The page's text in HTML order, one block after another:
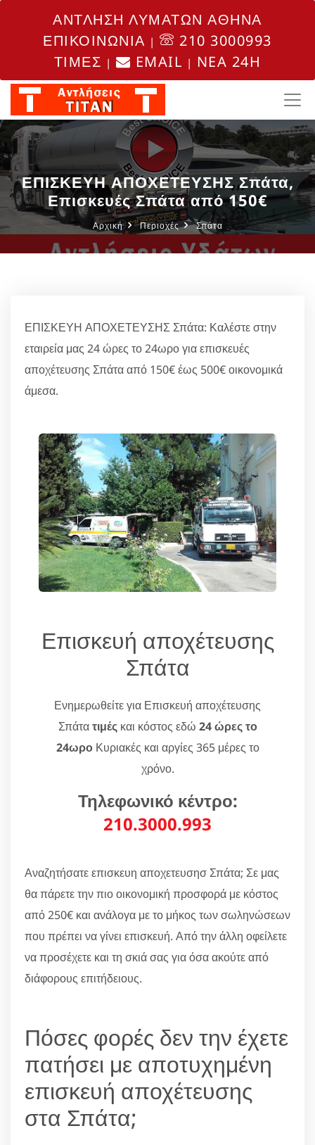
ΑΝΤΛΗΣΗ ΛΥΜΑΤΩΝ ΑΘΗΝΑ
ΕΠΙΚΟΙΝΩΝΙΑ |
210 3000993
ΤΙΜΕΣ | EMAIL | NEA 24H
ΕΠΙΣΚΕΥΗ ΑΠΟΧΕΤΕΥΣΗΣ Σπάτα,
Επισκευές Σπάτα από 150€
Αρχική Περιοχές Σπάτα
ΕΠΙΣΚΕΥΗ ΑΠΟΧΕΤΕΥΣΗΣ Σπάτα: Καλέστε στην
εταιρεία μας 24 ώρες το 24ωρο για επισκευές
αποχέτευσης Σπάτα από 150€ έως 500€ οικονομικά
άμεσα.
Επισκευή αποχέτευσης
Σπάτα
Ενημερωθείτε για Επισκευή αποχέτευσης
Σπάτατιμέςκαι κόστος εδώ 24 ώρες το
24ωροΚυριακές και αργίες 365 μέρες το
χρόνο.
Τηλεφωνικό κέντρο:
210.3000.993
Αναζητήσατε επισκευη αποχετευσησ Σπάτα; Σε μας
θα πάρετε την πιο οικονομική προσφορά με κόστος
από 250€ και ανάλογα με το μήκος των σωληνώσεων
που πρέπει να γίνει επισκευή. Από την άλλη οφείλετε
να προσέχετε και τη σκιά σας για όσα ακούτε από
διάφορους επιτήδειους.
Πόσες φορές δεν την έχετε
πατήσει με αποτυχημένη
επισκευή αποχέτευσης
στα Σπάτα;